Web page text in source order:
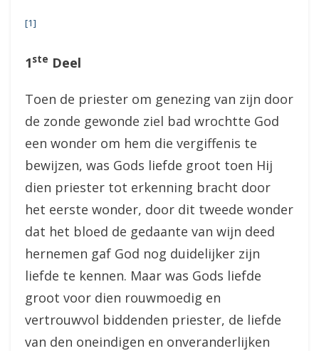
[1]
1ste Deel
Toen de priester om genezing van zijn door
de zonde gewonde ziel bad wrochtte God
een wonder om hem die vergiffenis te
bewijzen, was Gods liefde groot toen Hij
dien priester tot erkenning bracht door
het eerste wonder, door dit tweede wonder
dat het bloed de gedaante van wijn deed
hernemen gaf God nog duidelijker zijn
liefde te kennen. Maar was Gods liefde
groot voor dien rouwmoedig en
vertrouwvol biddenden priester, de liefde
van den oneindigen en onveranderlijken